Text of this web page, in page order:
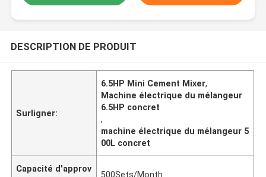
DESCRIPTION DE PRODUIT
Surligner:
6.5HP Mini Cement Mixer,
Machine électrique du mélangeur
6.5HP concret
,
machine électrique du mélangeur 5
00L concret
Capacité d'approv
500Sets/Month